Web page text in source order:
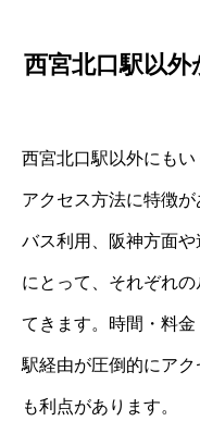
西宮北口駅以
西宮北口駅以外にも
アクセス方法に特徴
バス利用、阪神方面
にとって、それぞれ
てきます。時間・料
駅経由が圧倒的にア
も利点があります。